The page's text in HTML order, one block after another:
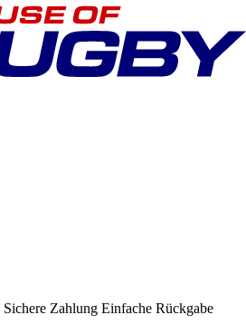
Sichere Zahlung Einfache Rückgabe